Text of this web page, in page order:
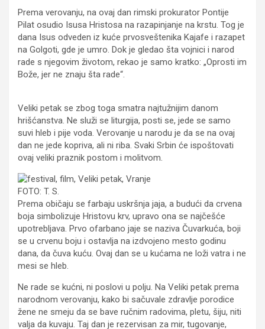
Prema verovanju, na ovaj dan rimski prokurator Pontije
Pilat osudio Isusa Hristosa na razapinjanje na krstu. Tog je
dana Isus odveden iz kuće prvosveštenika Kajafe i razapet
na Golgoti, gde je umro. Dok je gledao šta vojnici i narod
rade s njegovim životom, rekao je samo kratko: „Oprosti im
Bože, jer ne znaju šta rade“.
Veliki petak se zbog toga smatra najtužnijim danom
hrišćanstva. Ne služi se liturgija, posti se, jede se samo
suvi hleb i pije voda. Verovanje u narodu je da se na ovaj
dan ne jede kopriva, ali ni riba. Svaki Srbin će ispoštovati
ovaj veliki praznik postom i molitvom.
FOTO: T. S.
Prema običaju se farbaju uskršnja jaja, a budući da crvena
boja simbolizuje Hristovu krv, upravo ona se najčešće
upotrebljava. Prvo ofarbano jaje se naziva Čuvarkuća, boji
se u crvenu boju i ostavlja na izdvojeno mesto godinu
dana, da čuva kuću. Ovaj dan se u kućama ne loži vatra i ne
mesi se hleb.
Ne rade se kućni, ni poslovi u polju. Na Veliki petak prema
narodnom verovanju, kako bi sačuvale zdravlje porodice
žene ne smeju da se bave ručnim radovima, pletu, šiju, niti
valja da kuvaju. Taj dan je rezervisan za mir, tugovanje,